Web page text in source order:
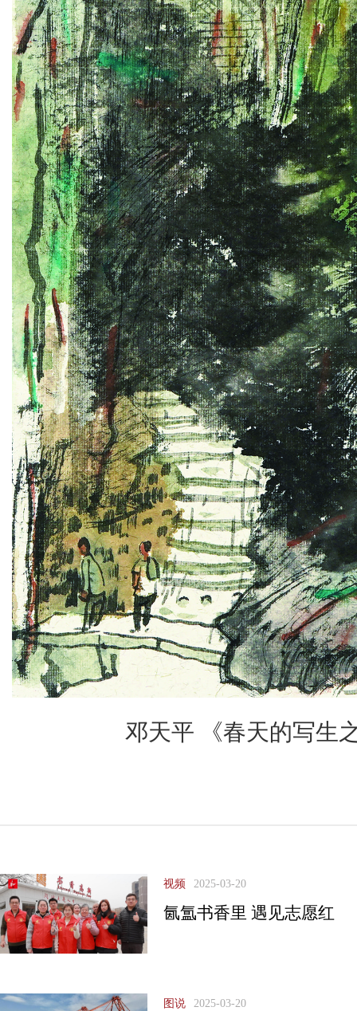
邓天平 《春天的写生
视频 2025-03-20
氤氲书香里 遇见志愿红
图说 2025-03-20